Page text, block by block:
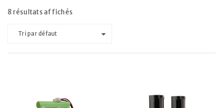
8 résultats affichés
Tri par défaut